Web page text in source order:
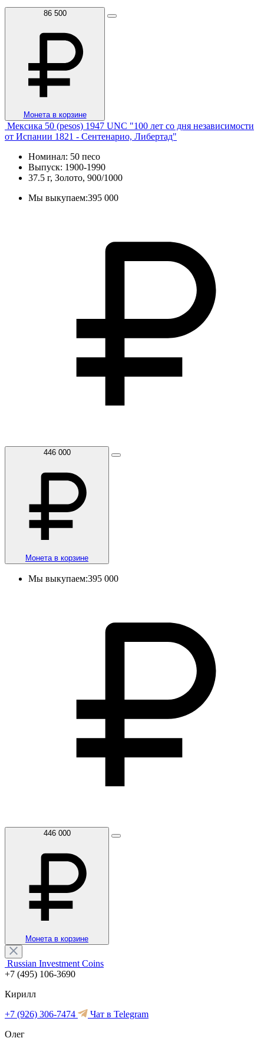
86 500
Монета в корзине
Мексика 50 (pesos) 1947 UNC "100 лет со дня независимости
от Испании 1821 - Сентенарио, Либертад"
Номинал: 50 песо
Выпуск: 1900-1990
37.5 г, Золото, 900/1000
Мы выкупаем:395 000
446 000
Монета в корзине
Мы выкупаем:395 000
446 000
Монета в корзине
Russian Investment Coins
+7 (495) 106-3690
Кирилл
+7 (926) 306-7474
Чат в Telegram
Олег